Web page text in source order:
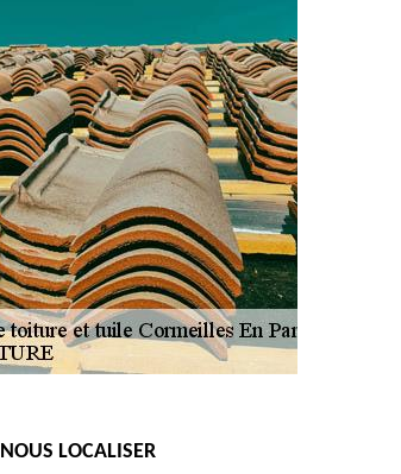
NOUS LOCALISER